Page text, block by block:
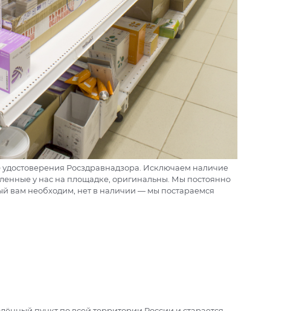
Росздравнадзора. Исключаем наличие
у нас на площадке, оригинальны. Мы постоянно
вам необходим, нет в наличии — мы постараемся